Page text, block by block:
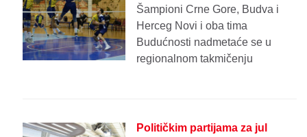
Šampioni Crne Gore, Budva i
Herceg Novi i oba tima
Budućnosti nadmetaće se u
regionalnom takmičenju
Političkim partijama za jul